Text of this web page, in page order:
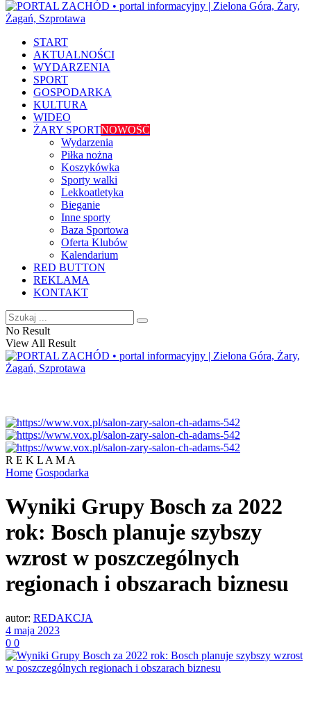
START
AKTUALNOŚCI
WYDARZENIA
SPORT
GOSPODARKA
KULTURA
WIDEO
ŻARY SPORTNOWOŚĆ
Wydarzenia
Piłka nożna
Koszykówka
Sporty walki
Lekkoatletyka
Bieganie
Inne sporty
Baza Sportowa
Oferta Klubów
Kalendarium
RED BUTTON
REKLAMA
KONTAKT
No Result
View All Result
R E K L A M A
Home Gospodarka
Wyniki Grupy Bosch za 2022
rok: Bosch planuje szybszy
wzrost w poszczególnych
regionach i obszarach biznesu
autor: REDAKCJA
4 maja 2023
0 0